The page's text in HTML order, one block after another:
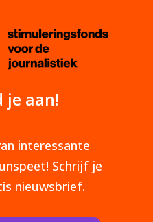
je aan!
interessante
Schrijf je
nieuwsbrief.